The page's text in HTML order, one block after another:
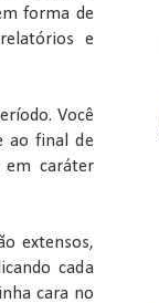
forma de
e
Você
ao final de
em caráter
extensos,
cada
cara no